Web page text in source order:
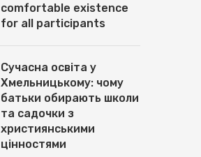
comfortable existence
for all participants
Сучасна освіта у
Хмельницькому: чому
батьки обирають школи
та садочки з
християнськими
цінностями